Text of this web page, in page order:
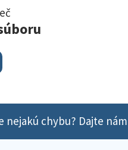
nejakú chybu? Dajte